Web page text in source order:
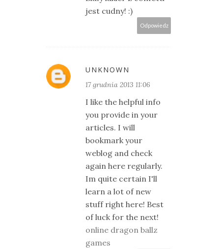
jest cudny! :)
Odpowiedz
UNKNOWN
17 grudnia 2013 11:06
I like the helpful info
you provide in your
articles. I will
bookmark your
weblog and check
again here regularly.
Im quite certain I'll
learn a lot of new
stuff right here! Best
of luck for the next!
online dragon ballz
games